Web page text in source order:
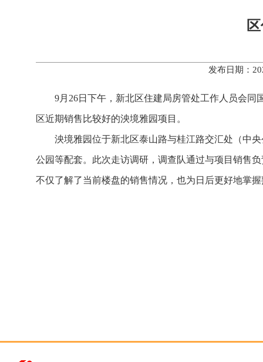
发布日期：
9月26日下午，新北区住建局房管处工作人员会同
区近期销售比较好的泱境雅园项目。
泱境雅园位于新北区泰山路与桂江路交汇处（中
公园等配套。此次走访调研，调查队通过与项目销售
不仅了解了当前楼盘的销售情况，也为日后更好地掌